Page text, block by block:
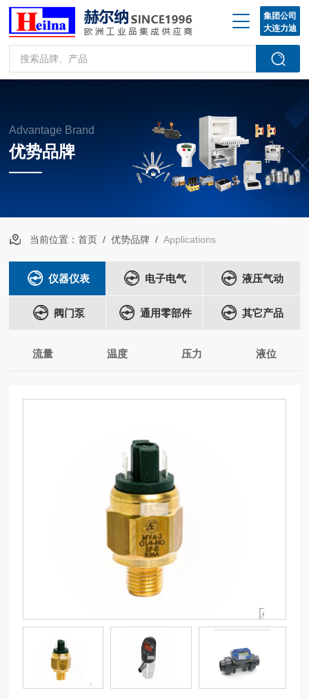
集团公司
大连力迪
Advantage Brand
优势品牌
当前位置：首页 /优势品牌 /Applications
仪器仪表 电子电气 液压气动
阀门泵 通用零部件 其它产品
流量 温度 压力 液位